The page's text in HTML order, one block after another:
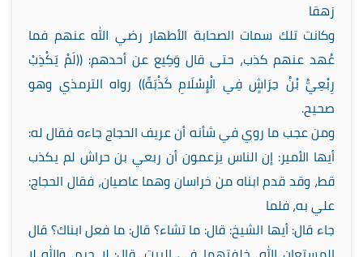
زهقا
وكانت تلك سمات الصحابة الأطهار رضي الله عنهم فما
عُهد عنهم كذب، حتى قال وَكِيع عن أحدهم: ((لَمْ يَكْذِبْ
رِبْعِيُّ بْنُ حِرَاشٍ فِي الْإِسْلَامِ كَذْبَةً)) رواه الترمذي وهو
صحيح.
ومن عجب ما روي في شأنه أن عريف الحجاج جاءه فقال له:
أيها الأمير: إن الناس يزعمون أن ربعي بن حراش لم يكذب
قط، وقد قدم ابناه من خراسان وهما عاصيان، فقال الحجاج:
علي به، فلما
جاء قال: أيها الشيخ: قال: ما تشاء؟ قال: ما فعل ابناك؟ قال